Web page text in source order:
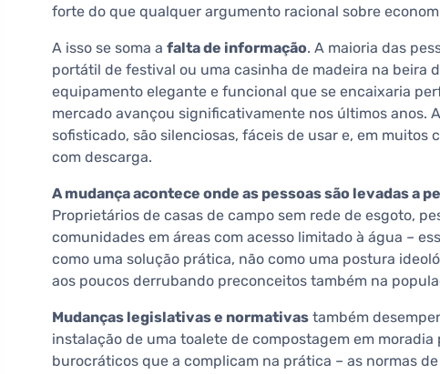
forte do que qualquer argumento racional sobre
A isso se soma a falta de informação. A maioria das
portátil de festival ou uma casinha de madeira na beira
equipamento elegante e funcional que se encaixaria
mercado avançou significativamente nos últimos anos.
sofisticado, são silenciosas, fáceis de usar e, em
com descarga.
A mudança acontece onde as pessoas são levadas a
Proprietários de casas de campo sem rede de esgoto,
comunidades em áreas com acesso limitado à água –
como uma solução prática, não como uma postura
aos poucos derrubando preconceitos também na
Mudanças legislativas e normativas também
instalação de uma toalete de compostagem em
burocráticos que a complicam na prática – as normas